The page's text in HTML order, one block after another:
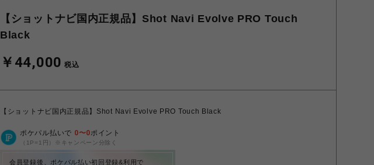
【ショットナビ国内正規品】Shot Navi Evolve PRO Touch
Black
￥44,000 税込
【ショットナビ国内正規品】Shot Navi Evolve PRO Touch Black
ポケパル払いで 0〜0ポイント
（1P=1円）※キャンペーン分除く
会員登録後、ポケパル払い初回登録&利用で